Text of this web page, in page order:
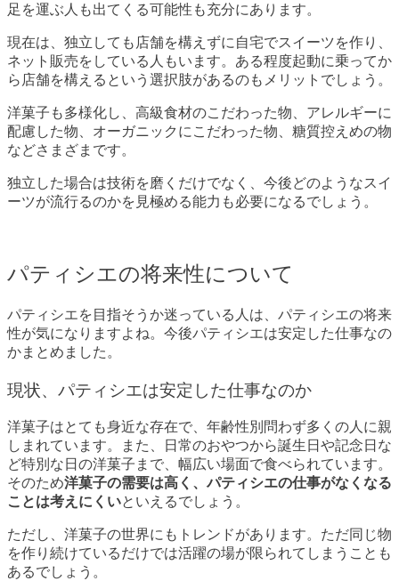
足を運ぶ人も出てくる可能性も充分にあります。
現在は、独立しても店舗を構えずに自宅でスイーツを作り、
ネット販売をしている人もいます。ある程度起動に乗ってか
ら店舗を構えるという選択肢があるのもメリットでしょう。
洋菓子も多様化し、高級食材のこだわった物、アレルギーに
配慮した物、オーガニックにこだわった物、糖質控えめの物
などさまざまです。
独立した場合は技術を磨くだけでなく、今後どのようなスイ
ーツが流行るのかを見極める能力も必要になるでしょう。
パティシエの将来性について
パティシエを目指そうか迷っている人は、パティシエの将来
性が気になりますよね。今後パティシエは安定した仕事なの
かまとめました。
現状、パティシエは安定した仕事なのか
洋菓子はとても身近な存在で、年齢性別問わず多くの人に親
しまれています。また、日常のおやつから誕生日や記念日な
ど特別な日の洋菓子まで、幅広い場面で食べられています。
そのため洋菓子の需要は高く、パティシエの仕事がなくなる
ことは考えにくいといえるでしょう。
ただし、洋菓子の世界にもトレンドがあります。ただ同じ物
を作り続けているだけでは活躍の場が限られてしまうことも
あるでしょう。